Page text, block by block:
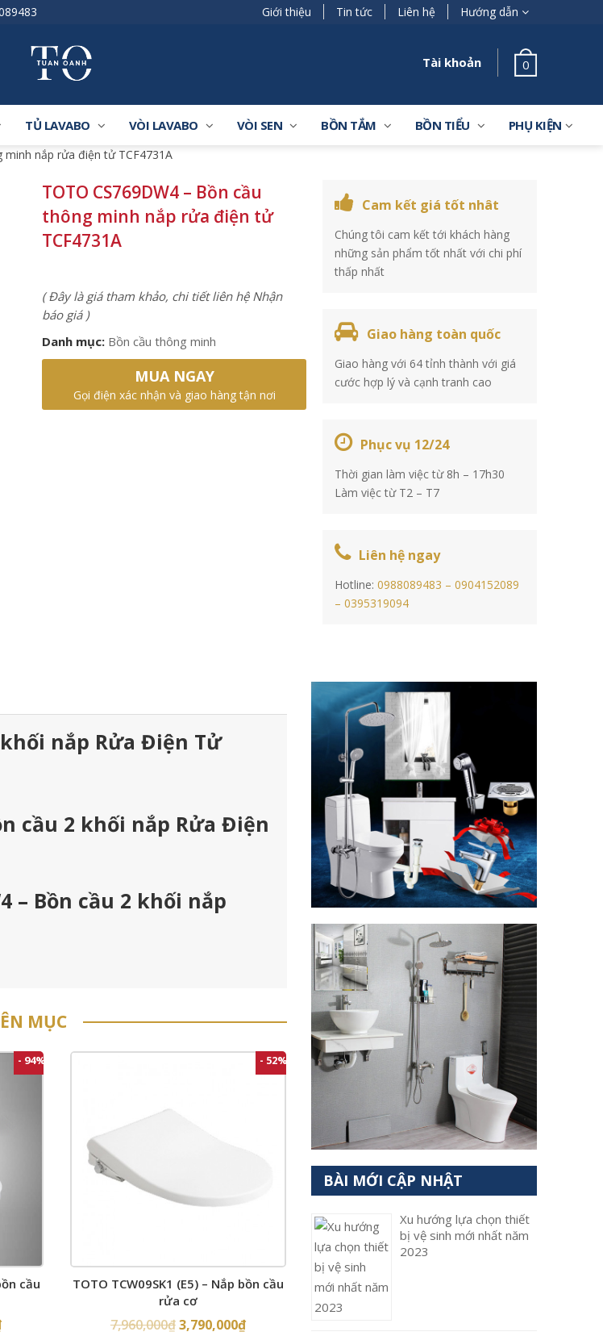
Giới thiệu Tin tức Liên hệ Hướng dẫn
Tài khoản 0
TỦ LAVABO VÒI LAVABO VÒI SEN BỒN TẮM BỒN TIỂU PHỤ KIỆN
minh nắp rửa điện tử TCF4731A
TOTO CS769DW4 – Bồn cầu
thông minh nắp rửa điện tử
TCF4731A
( Đây là giá tham khảo, chi tiết liên hệ Nhận
báo giá )
Danh mục: Bồn cầu thông minh
MUA NGAY
Gọi điện xác nhận và giao hàng tận nơi
Cam kết giá tốt nhât
Chúng tôi cam kết tới khách hàng
những sản phẩm tốt nhất với chi phí
thấp nhất
Giao hàng toàn quốc
Giao hàng với 64 tỉnh thành với giá
cước hợp lý và cạnh tranh cao
Phục vụ 12/24
Thời gian làm việc từ 8h – 17h30
Làm việc từ T2 – T7
Liên hệ ngay
Hotline: 0988089483 – 0904152089
– 0395319094
khối nắp Rửa Điện Tử
cầu 2 khối nắp Rửa Điện
– Bồn cầu 2 khối nắp
MỤC
- 94%
cầu
- 52%
TOTO TCW09SK1 (E5) – Nắp bồn cầu
rửa cơ
7,960,000₫3,790,000₫
BÀI MỚI CẬP NHẬT
Xu hướng lựa chọn thiết
bị vệ sinh mới nhất năm
2023